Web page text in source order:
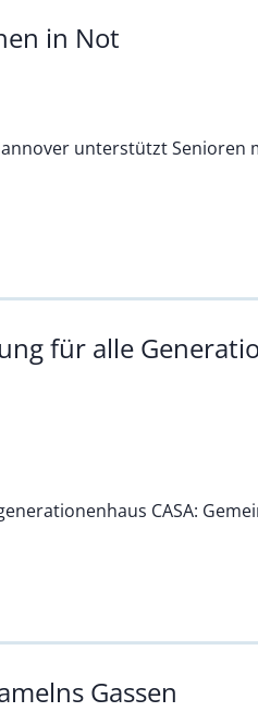
in Not
unterstützt Senioren
für alle
CASA:
Gassen